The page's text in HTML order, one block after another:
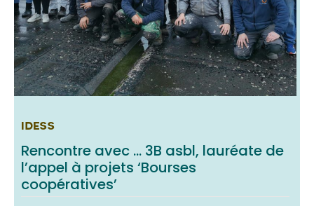
IDESS
Rencontre avec … 3B asbl, lauréate de
l’appel à projets ‘Bourses
coopératives’